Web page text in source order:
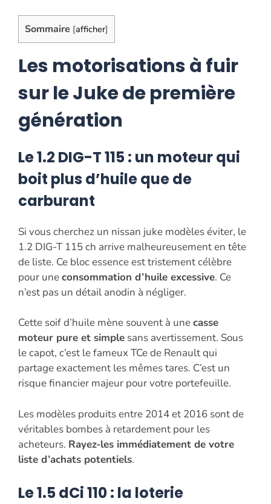
Sommaire [afficher]
Les motorisations à fuir
sur le Juke de première
génération
Le 1.2 DIG-T 115 : un moteur qui
boit plus d’huile que de
carburant
Si vous cherchez un nissan juke modèles éviter, le
1.2 DIG-T 115 ch arrive malheureusement en tête
de liste. Ce bloc essence est tristement célèbre
pour uneconsommation d’huile excessive. Ce
n’est pas un détail anodin à négliger.
Cette soif d’huile mène souvent à unecasse
moteur pure et simple sans avertissement. Sous
le capot, c’est le fameux TCe de Renault qui
partage exactement les mêmes tares. C’est un
risque financier majeur pour votre portefeuille.
Les modèles produits entre 2014 et 2016 sont de
véritables bombes à retardement pour les
acheteurs. Rayez-les immédiatement de votre
liste d’achats potentiels.
Le 1.5 dCi 110 : la loterie